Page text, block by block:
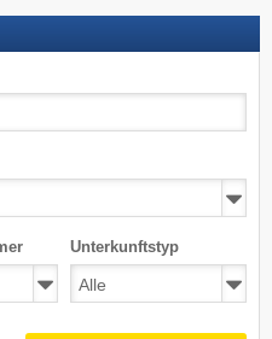
Unterkunftstyp